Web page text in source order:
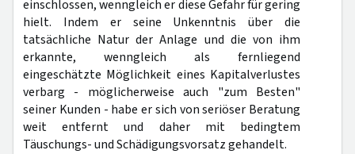
einschlossen, wenngleich er diese Gefahr für gering
hielt. Indem er seine Unkenntnis über die
tatsächliche Natur der Anlage und die von ihm
erkannte, wenngleich als fernliegend
eingeschätzte Möglichkeit eines Kapitalverlustes
verbarg - möglicherweise auch "zum Besten"
seiner Kunden - habe er sich von seriöser Beratung
weit entfernt und daher mit bedingtem
Täuschungs- und Schädigungsvorsatz gehandelt.